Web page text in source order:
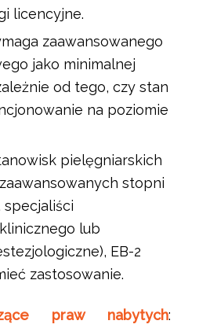
licencyjne.
zaawansowanego
jako minimalnej
od tego, czy stan
na poziomie
pielęgniarskich
stopni
specjaliści
lub
EB-2
zastosowanie.
praw nabytych: